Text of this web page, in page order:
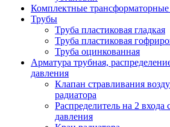
Комплектные
Трубы
Труба пластиковая гладкая
Труба пластиковая
Труба оцинкованная
Арматура трубная,
давления
Клапан стравливания
радиатора
Распределитель на 2 входа
давления